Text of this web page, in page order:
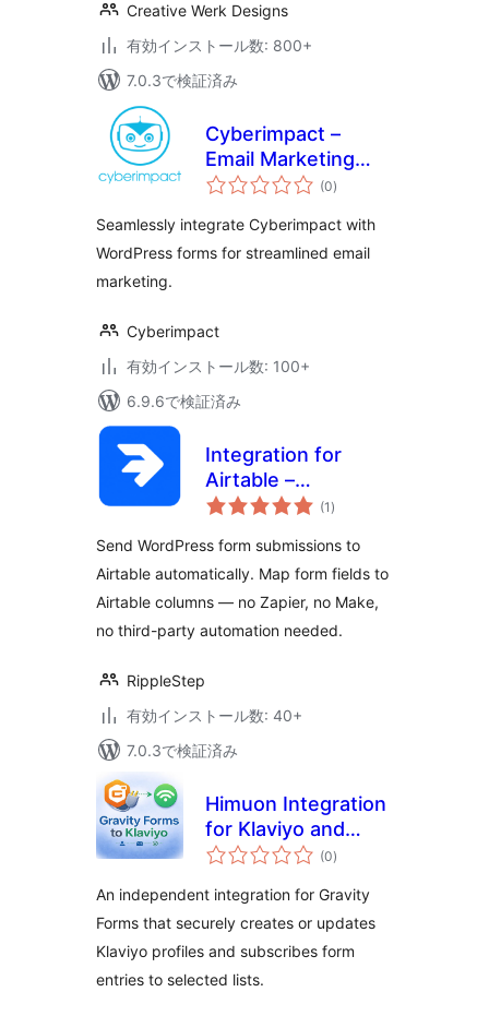
Creative Werk Designs
有効インストール数: 800+
7.0.3で検証済み
Cyberimpact –
Email Marketing
Integrations (0個
の
価
)
Seamlessly integrate Cyberimpact with
WordPress forms for streamlined email
marketing.
Cyberimpact
有効インストール数: 100+
6.9.6で検証済み
Integration for
Airtable –
WPForms, Gravity
Forms & More
(1 個
の
価
)
Send WordPress form submissions to
Airtable automatically. Map form fields to
Airtable columns — no Zapier, no Make,
no third-party automation needed.
RippleStep
有効インストール数: 40+
7.0.3で検証済み
Himuon Integration
for Klaviyo and
Gravity Forms
(0個
の
価
)
An independent integration for Gravity
Forms that securely creates or updates
Klaviyo profiles and subscribes form
entries to selected lists.